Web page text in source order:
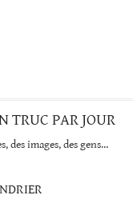
TRUC PAR JOUR
des images, des gens…